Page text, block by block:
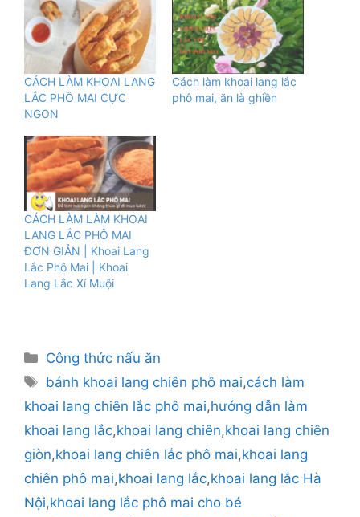
CÁCH LÀM KHOAI LANG
LẮC PHÔ MAI CỰC
NGON
Cách làm khoai lang lắc
phô mai, ăn là ghiền
CÁCH LÀM LÀM KHOAI
LANG LẮC PHÔ MAI
ĐƠN GIẢN | Khoai Lang
Lắc Phô Mai | Khoai
Lang Lắc Xí Muội
Danh
mục
Công thức nấu ăn
Thẻ
bánh khoai lang chiên phô mai,cách làm
khoai lang chiên lắc phô mai,hướng dẫn làm
khoai lang lắc,khoai lang chiên,khoai lang chiên
giòn,khoai lang chiên lắc phô mai,khoai lang
chiên phô mai,khoai lang lắc,khoai lang lắc Hà
Nội,khoai lang lắc phô mai cho bé